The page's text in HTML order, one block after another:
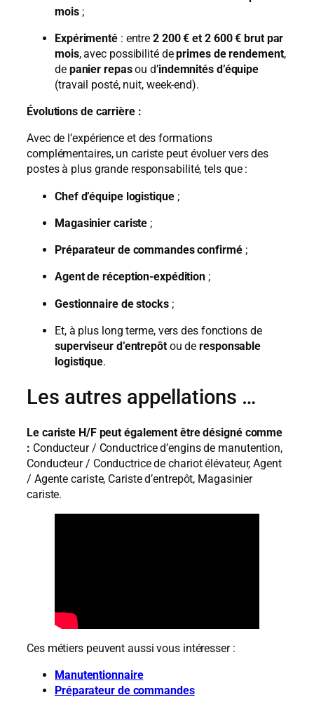
mois;
Expérimenté: entre2 200 € et 2 600 € brut par
mois, avec possibilité deprimes de rendement,
de panier repasou d’indemnités d’équipe
(travail posté, nuit, week-end).
Évolutions de carrière :
Avec de l’expérience et des formations
complémentaires, un cariste peut évoluer vers des
postes à plus grande responsabilité, tels que :
Chef d’équipe logistique;
Magasinier cariste ;
Préparateur de commandes confirmé;
Agent de réception-expédition ;
Gestionnaire de stocks;
Et, à plus long terme, vers des fonctions de
superviseur d’entrepôtou deresponsable
logistique.
Les autres appellations …
Le cariste H/F peut également être désigné comme
: Conducteur / Conductrice d’engins de manutention,
Conducteur / Conductrice de chariot élévateur, Agent
/ Agente cariste, Cariste d’entrepôt, Magasinier
cariste.
Ces métiers peuvent aussi vous intéresser :
Manutentionnaire
Préparateur de commandes